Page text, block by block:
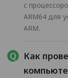
с
ARM64 для
ARM.
Как